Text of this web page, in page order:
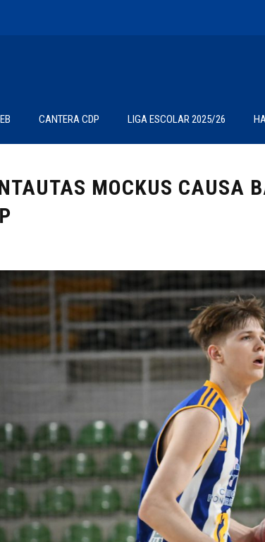
CANTERA CDP LIGA ESCOLAR 2025/26
MOCKUS CAUSA